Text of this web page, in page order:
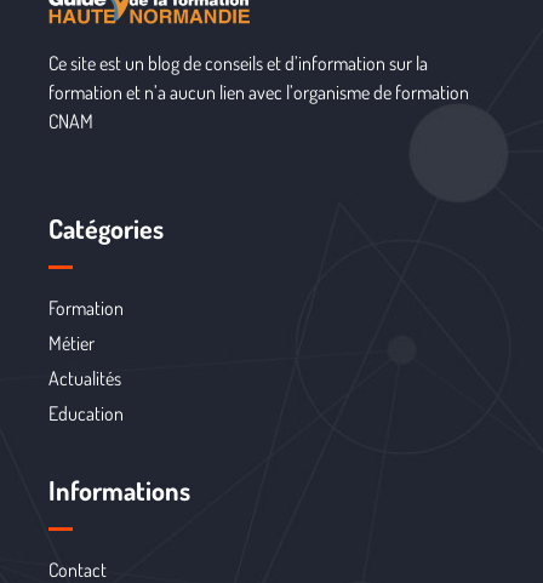
Ce site est un blog de conseils et d’information sur la
formation et n’a aucun lien avec l’organisme de formation
CNAM
Catégories
Formation
Métier
Actualités
Education
Informations
Contact